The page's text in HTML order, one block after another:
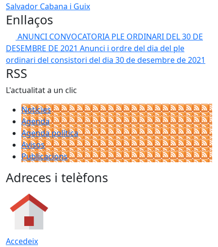
Salvador Cabana i Guix
Enllaços
ANUNCI CONVOCATORIA PLE ORDINARI DEL 30 DE
DESEMBRE DE 2021 Anunci i ordre del dia del ple
ordinari del consistori del dia 30 de desembre de 2021
RSS
L'actualitat a un clic
Notícies
Agenda
Agenda política
Avisos
Publicacions
Adreces i telèfons
Accedeix